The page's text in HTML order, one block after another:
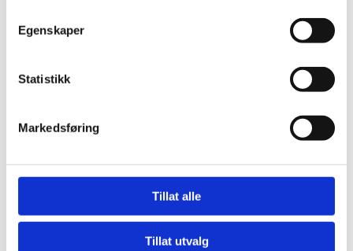
Egenskaper
Statistikk
Markedsføring
Tillat alle
Tillat utvalg